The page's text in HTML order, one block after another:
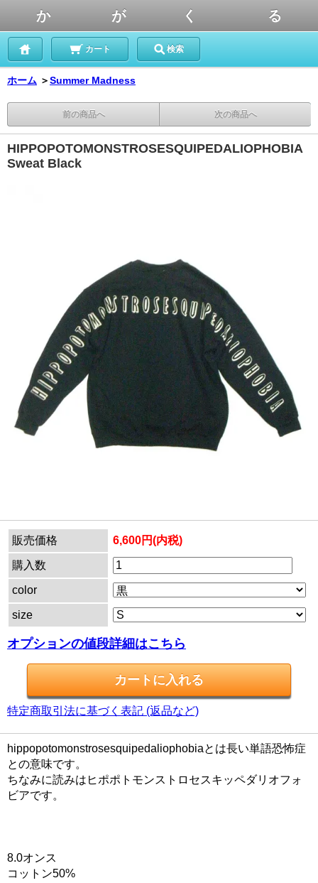
か が く る
カート 検索
ホーム ＞Summer Madness
前の商品へ 次の商品へ
HIPPOPOTOMONSTROSESQUIPEDALIOPHOBIA
Sweat Black
販売価格 6,600円(内税)
購入数
color
size
オプションの値段詳細はこちら
特定商取引法に基づく表記 (返品など)
hippopotomonstrosesquipedaliophobiaとは長い単語恐怖症
との意味です。
ちなみに読みはヒポポトモンストロセスキッペダリオフォ
ビアです。
8.0オンス
コットン50%